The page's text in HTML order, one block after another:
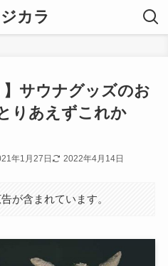
カラ
】サウナグッズのお
りあえずこれか
年1月27日 2022年4月14日
が含まれています。